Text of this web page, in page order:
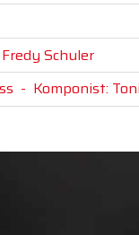
Schuler
- Komponist: